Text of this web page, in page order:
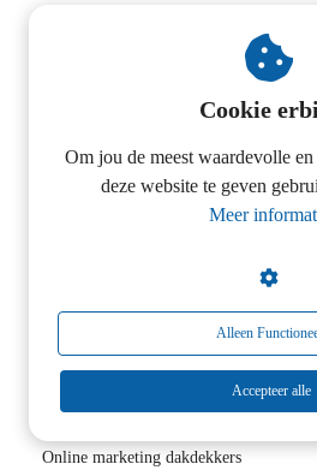
Zoekwoorden onderzoek
Linkbuilding uitbesteden
Magento SEO
SEO consultancy
Online marketing dakdekkers
Cookie
Om jou de meest waardevolle
deze website te geven
Meer
Alleen
Accepteer alle